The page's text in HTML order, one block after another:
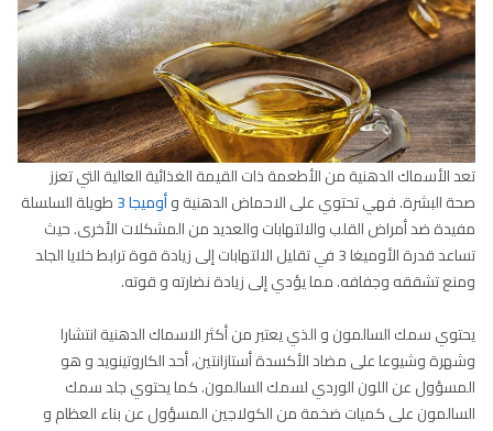
تعد الأسماك الدهنية من الأطعمة ذات القيمة الغذائية العالية التي تعزز
صحة البشرة. فهي تحتوي على الاحماض الدهنية وأوميجا 3 طويلة السلسلة
مفيدة ضد أمراض القلب والالتهابات والعديد من المشكلات الأخرى. حيث
تساعد قدرة الأوميغا 3 في تقليل الالتهابات إلى زيادة قوة ترابط خلايا الجلد
ومنع تشققه وجفافه. مما يؤدي إلى زيادة نضارته و قوته.
يحتوي سمك السالمون و الذي يعتبر من أكثر الاسماك الدهنية انتشارا
وشهرة وشيوعا على مضاد الأكسدة أستازانتين، أحد الكاروتينويد و هو
المسؤول عن اللون الوردي لسمك السالمون. كما يحتوي جلد سمك
السالمون على كميات ضخمة من الكولاجين المسؤول عن بناء العظام و